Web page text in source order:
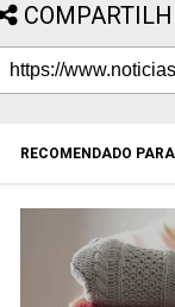
RECOMENDADO